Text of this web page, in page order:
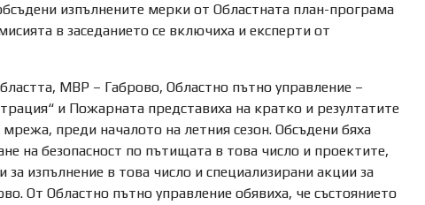
изпълнените мерки от Областната план-програма
в заседанието се включиха и експерти от
МВР – Габрово, Областно пътно управление –
и Пожарната представиха на кратко и резултатите
преди началото на летния сезон. Обсъдени бяха
на безопасност по пътищата в това число и проектите,
изпълнение в това число и специализирани акции за
От Областно пътно управление обявиха, че състоянието